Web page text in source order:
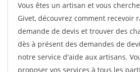
Vous êtes un artisan et vous
Givet, découvrez comment recevoir
demande de devis et trouver des
dès à présent des demandes de
notre service d'aide aux artisans.
proposer vos services à tous les